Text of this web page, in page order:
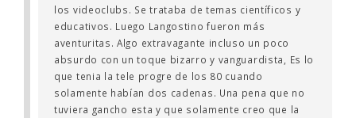
los videoclubs. Se trataba de temas científicos y
educativos. Luego Langostino fueron más
aventuritas. Algo extravagante incluso un poco
absurdo con un toque bizarro y vanguardista, Es lo
que tenia la tele progre de los 80 cuando
solamente habían dos cadenas. Una pena que no
tuviera gancho esta y que solamente creo que la